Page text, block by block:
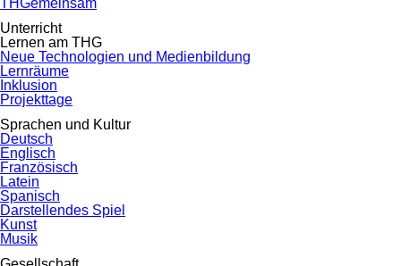
THGemeinsam
Unterricht
Lernen am THG
Neue Technologien und Medienbildung
Lernräume
Inklusion
Projekttage
Sprachen und Kultur
Deutsch
Englisch
Französisch
Latein
Spanisch
Darstellendes Spiel
Kunst
Musik